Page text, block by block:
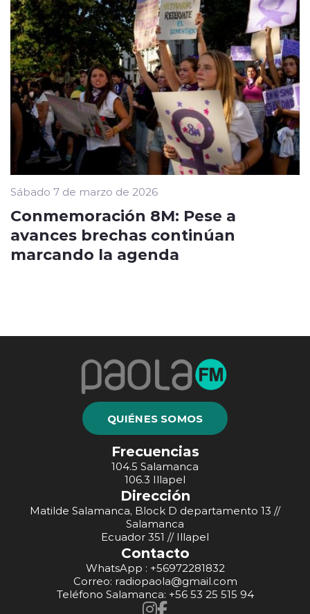
Sábado 7 de marzo de 2026
Conmemoración 8M: Pese a
avances brechas continúan
marcando la agenda
QUIÉNES SOMOS
Frecuencias
104.5 Salamanca
106.3 Illapel
Dirección
Matilde Salamanca, Block D departamento 13 //
Salamanca
Ecuador 351 // Illapel
Contacto
WhatsApp : +56972281832
Correo: radiopaola@gmail.com
Teléfono Salamanca: +56 53 25 515 94